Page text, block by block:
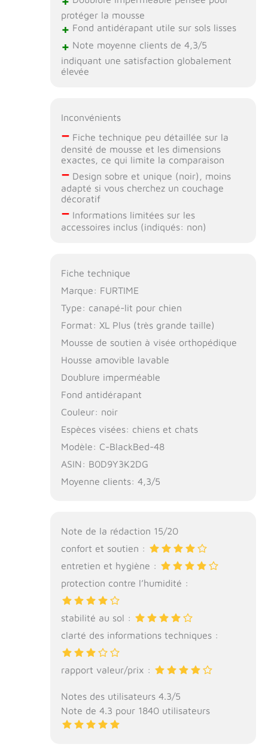
protéger la mousse
+ Fond antidérapant utile sur sols lisses
+ Note moyenne clients de 4,3/5
indiquant une satisfaction globalement
élevée
Inconvénients
–Fiche technique peu détaillée sur la
densité de mousse et les dimensions
exactes, ce qui limite la comparaison
–Design sobre et unique (noir), moins
adapté si vous cherchez un couchage
décoratif
–Informations limitées sur les
accessoires inclus (indiqués: non)
Fiche technique
Marque: FURTIME
Type: canapé-lit pour chien
Format: XL Plus (très grande taille)
Mousse de soutien à visée orthopédique
Housse amovible lavable
Doublure imperméable
Fond antidérapant
Couleur: noir
Espèces visées: chiens et chats
Modèle: C-BlackBed-48
ASIN: B0D9Y3K2DG
Moyenne clients: 4,3/5
Note de la rédaction 15/20
confort et soutien :
entretien et hygiène :
protection contre l’humidité :
stabilité au sol :
clarté des informations techniques :
rapport valeur/prix :
Notes des utilisateurs 4.3/5
Note de 4.3 pour 1840 utilisateurs